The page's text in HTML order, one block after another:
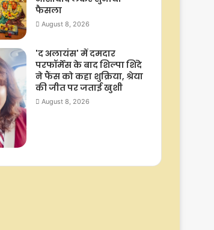
फैसला
August 8, 2026
'द अलायंस' में दमदार
परफॉर्मेंस के बाद शिल्पा शिंदे
ने फैंस को कहा शुक्रिया, श्रेया
की जीत पर जताई खुशी
August 8, 2026